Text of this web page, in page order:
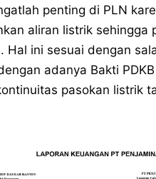
penting di PLN
aliran listrik
Hal ini sesuai dengan
adanya Bakti
pasokan listrik